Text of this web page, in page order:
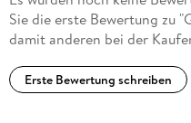
Sie die erste Bewertung zu
damit anderen bei der
Erste Bewertung schreiben